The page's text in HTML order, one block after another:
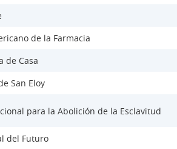
de la Farmacia
de Casa
San Eloy
para la Abolición de la Esclavitud
del Futuro